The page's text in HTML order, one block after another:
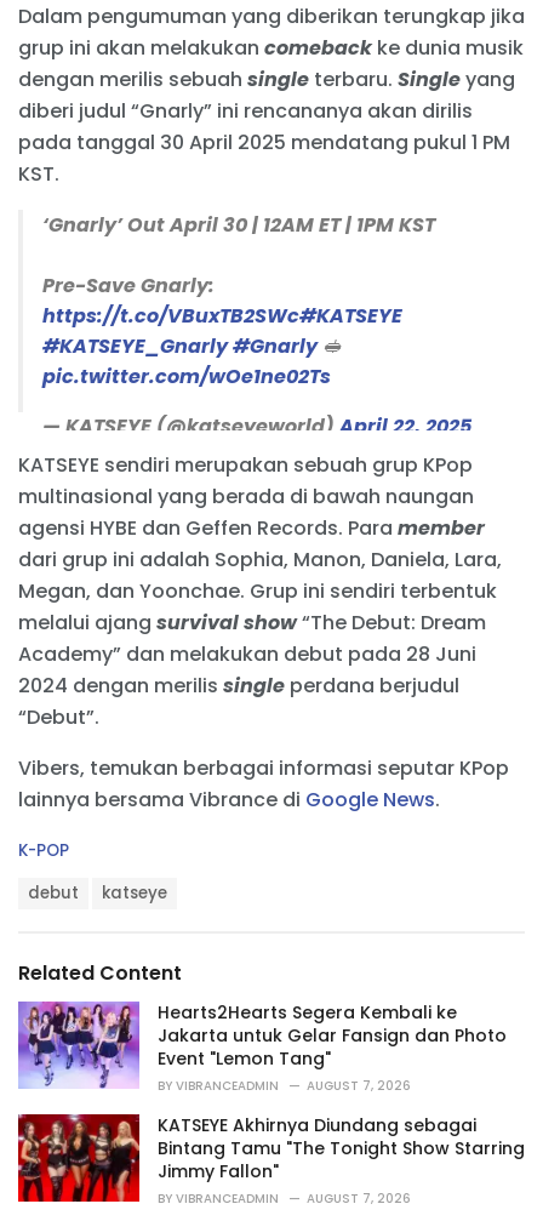
Dalam pengumuman yang diberikan terungkap jika
grup ini akan melakukan comebackke dunia musik
dengan merilis sebuah single terbaru. Singleyang
diberi judul “Gnarly” ini rencananya akan dirilis
pada tanggal 30 April 2025 mendatang pukul 1 PM
KST.
‘Gnarly’ Out April 30 | 12AM ET | 1PM KST
Pre-Save Gnarly:
https://t.co/VBuxTB2SWc#KATSEYE
#KATSEYE_Gnarly#Gnarly🥪
pic.twitter.com/wOe1ne02Ts
— KATSEYE (@katseyeworld) April 22, 2025
KATSEYE sendiri merupakan sebuah grup KPop
multinasional yang berada di bawah naungan
agensi HYBE dan Geffen Records. Para member
dari grup ini adalah Sophia, Manon, Daniela, Lara,
Megan, dan Yoonchae. Grup ini sendiri terbentuk
melalui ajang survival show“The Debut: Dream
Academy” dan melakukan debut pada 28 Juni
2024 dengan merilis single perdana berjudul
“Debut”.
Vibers, temukan berbagai informasi seputar KPop
lainnya bersama Vibrance di Google News.
C
r
i
e
s
:
K-POP
:
debut katseye
Related Content
Hearts2Hearts Segera Kembali ke
Jakarta untuk Gelar Fansign dan Photo
Event "Lemon Tang"
BY VIBRANCEADMIN AUGUST 7, 2026
KATSEYE Akhirnya Diundang sebagai
Bintang Tamu "The Tonight Show Starring
Jimmy Fallon"
BY VIBRANCEADMIN AUGUST 7, 2026